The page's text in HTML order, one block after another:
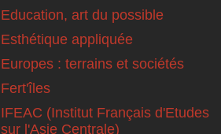
Education, art du possible
Esthétique appliquée
Europes : terrains et sociétés
Fert'îles
IFEAC (Institut Français d'Etudes
sur l'Asie Centrale)